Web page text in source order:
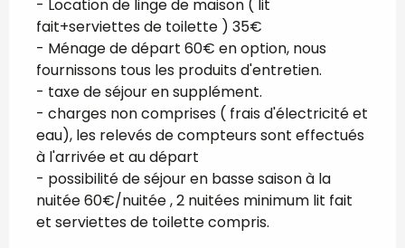
- Location de linge de maison ( lit
fait+serviettes de toilette ) 35€
- Ménage de départ 60€ en option, nous
fournissons tous les produits d'entretien.
- taxe de séjour en supplément.
- charges non comprises ( frais d'électricité et
eau), les relevés de compteurs sont effectués
à l'arrivée et au départ
- possibilité de séjour en basse saison à la
nuitée 60€/nuitée , 2 nuitées minimum lit fait
et serviettes de toilette compris.